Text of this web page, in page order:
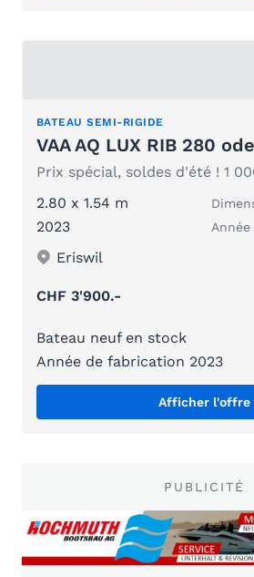
BATEAU SEMI-RIGIDE
VAA AQ LUX RIB 280
Prix spécial, soldes d'été ! 1
2.80 x 1.54 m
2023
Eriswil
CHF 3'900.-
Bateau neuf en stock
Année de fabrication 2023
Afficher l'offre
PUBLICITÉ